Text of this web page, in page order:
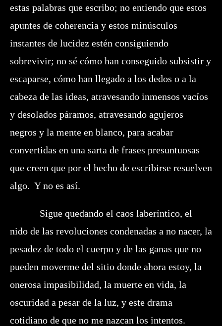
estas palabras que escribo; no entiendo que estos
apuntes de coherencia y estos minúsculos
instantes de lucidez estén consiguiendo
sobrevivir; no sé cómo han conseguido subsistir y
escaparse, cómo han llegado a los dedos o a la
cabeza de las ideas, atravesando inmensos vacíos
y desolados páramos, atravesando agujeros
negros y la mente en blanco, para acabar
convertidas en una sarta de frases presuntuosas
que creen que por el hecho de escribirse resuelven
algo. Y no es así.
Sigue quedando el caos laberíntico, el
nido de las revoluciones condenadas a no nacer, la
pesadez de todo el cuerpo y de las ganas que no
pueden moverme del sitio donde ahora estoy, la
onerosa impasibilidad, la muerte en vida, la
oscuridad a pesar de la luz, y este drama
cotidiano de que no me nazcan los intentos.